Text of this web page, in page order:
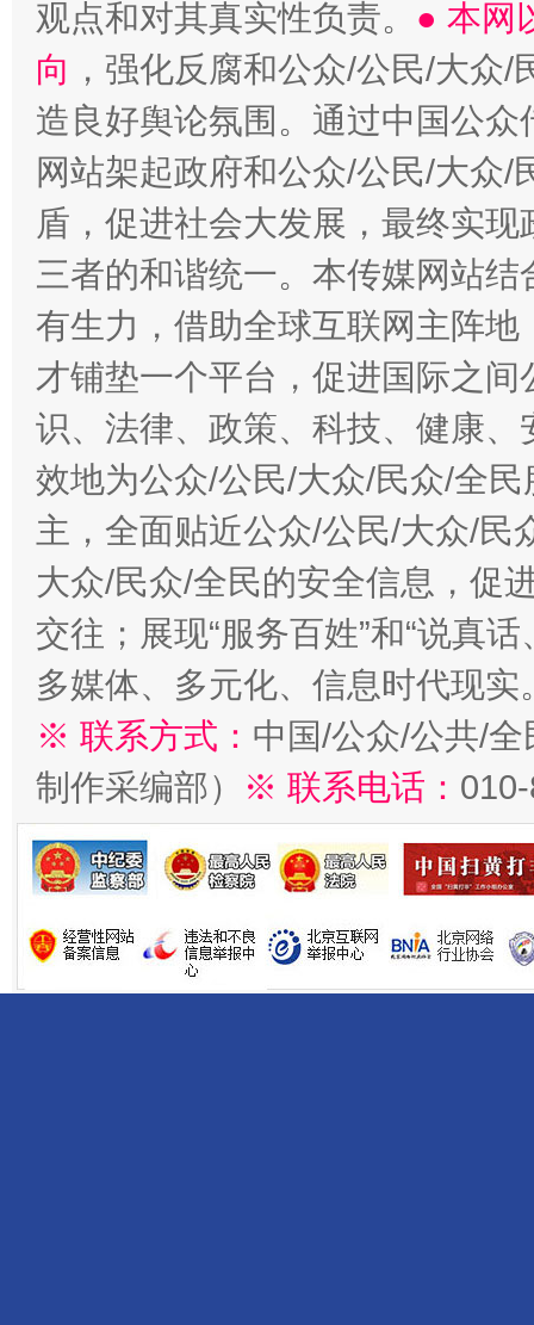
观点和对其真实性负责。 ● 本网
向 ，强化反腐和公众/公民/大众
造良好舆论氛围。通过中国公
网站架起政府和公众/公民/大众
盾，促进社会大发展，最终实
三者的和谐统一。本传媒网站
有生力，借助全球互联网主阵
才铺垫一个平台，促进国际之
识、法律、政策、科技、健康
效地为公众/公民/大众/民众/全
主，全面贴近公众/公民/大众/民
大众/民众/全民的安全信息，促
交往；展现“服务百姓”和“说真
多媒体、多元化、信息时代现实
※ 联系方式： 中国/公众/公共/
制作采编部）
※ 联系电话：